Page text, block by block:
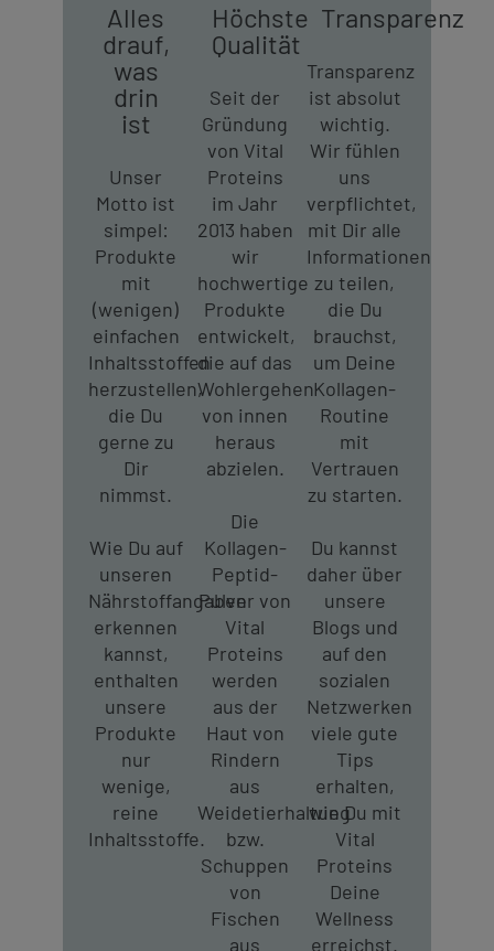
Alles
drauf,
was
drin
ist
Unser
Motto ist
simpel:
Produkte
mit
(wenigen)
einfachen
Inhaltsstoffen
herzustellen,
die Du
gerne zu
Dir
nimmst.
Wie Du auf
unseren
Nährstoffangaben
erkennen
kannst,
enthalten
unsere
Produkte
nur
wenige,
reine
Inhaltsstoffe.
Höchste
Qualität
Seit der
Gründung
von Vital
Proteins
im Jahr
2013 haben
wir
hochwertige
Produkte
entwickelt,
die auf das
Wohlergehen
von innen
heraus
abzielen.
Die
Kollagen-
Peptid-
Pulver von
Vital
Proteins
werden
aus der
Haut von
Rindern
aus
Weidetierhaltung
bzw.
Schuppen
von
Fischen
aus
Transparenz
Transparenz
ist absolut
wichtig.
Wir fühlen
uns
verpflichtet,
mit Dir alle
Informationen
zu teilen,
die Du
brauchst,
um Deine
Kollagen-
Routine
mit
Vertrauen
zu starten.
Du kannst
daher über
unsere
Blogs und
auf den
sozialen
Netzwerken
viele gute
Tips
erhalten,
wie Du mit
Vital
Proteins
Deine
Wellness
erreichst.